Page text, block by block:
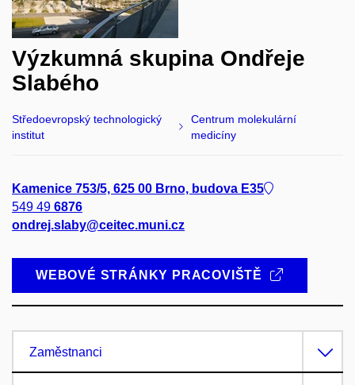
Výzkumná skupina Ondřeje
Slabého
Středoevropský technologický
institut
Centrum molekulární
medicíny
Kamenice 753/5, 625 00 Brno, budova E35
549 49 6876
ondrej.slaby@ceitec.muni.cz
WEBOVÉ STRÁNKY PRACOVIŠTĚ
Zaměstnanci